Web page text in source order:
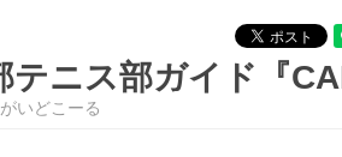
ニス部ガイド『
いどこーる